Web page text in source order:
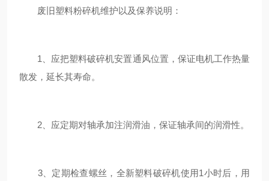
废旧塑料粉碎机维护以及保养说明：
1、应把塑料破碎机安置通风位置，保证电机工作热量
散发，延长其寿命。
2、应定期对轴承加注润滑油，保证轴承间的润滑性。
3、定期检查螺丝，全新塑料破碎机使用1小时后，用